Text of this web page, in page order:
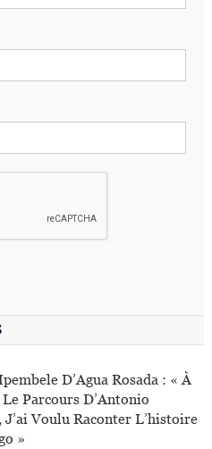
D’Agua Rosada : « À
Parcours D’Antonio
J’ai Voulu Raconter L’histoire
»